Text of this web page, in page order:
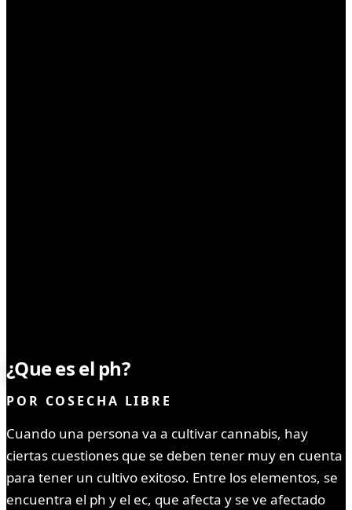
¿Que es el ph?
POR COSECHA LIBRE
Cuando una persona va a cultivar cannabis, hay
ciertas cuestiones que se deben tener muy en cuenta
para tener un cultivo exitoso. Entre los elementos, se
encuentra el ph y el ec, que afecta y se ve afectado